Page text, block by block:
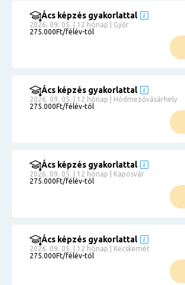
Ács képzés gyakorlattal
2026. 09. 05. | 12 hónap | Győr
275.000Ft/félév-tól
Ács képzés gyakorlattal
2026. 09. 05. | 12 hónap | Hódmezővásárhely
275.000Ft/félév-tól
Ács képzés gyakorlattal
2026. 09. 05. | 12 hónap | Kaposvár
275.000Ft/félév-tól
Ács képzés gyakorlattal
2026. 09. 05. | 12 hónap | Kecskemét
275.000Ft/félév-tól